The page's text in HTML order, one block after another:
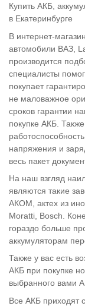
Купить АКБ,
в Екатеринбурге
В интернет-
автомобили ВАЗ,
производится
специалисты
покупает
не маловажное
сроков гарантии
покупке АКБ.
напряжения и
весь пакет
На наш взгляд
являются такие
АКОМ, актех из
Moratti, Bosch.
гораздо больше
аккумуляторам
Также у вас есть
АКБ при покупке
выбранного вами
Все АКБ приходят